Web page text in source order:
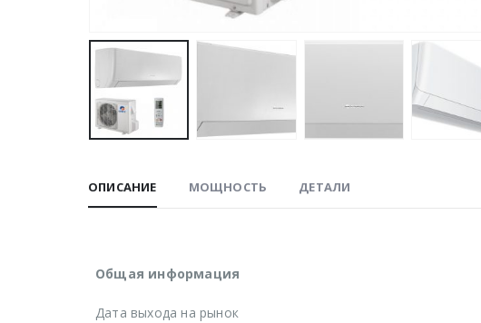
ОПИСАНИЕ МОЩНОСТЬ ДЕТАЛИ
Общая информация
Дата выхода на рынок